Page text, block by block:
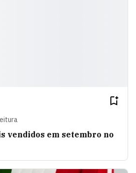
vendidos em setembro no